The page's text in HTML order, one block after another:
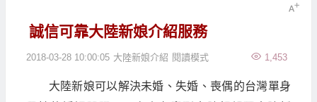
誠信可靠大陸新娘介紹服務
2018-03-28 10:00:05 大陸新娘介紹 1,453
閱讀模式
大陸新娘可以解決未婚、失婚、喪偶的台灣單身